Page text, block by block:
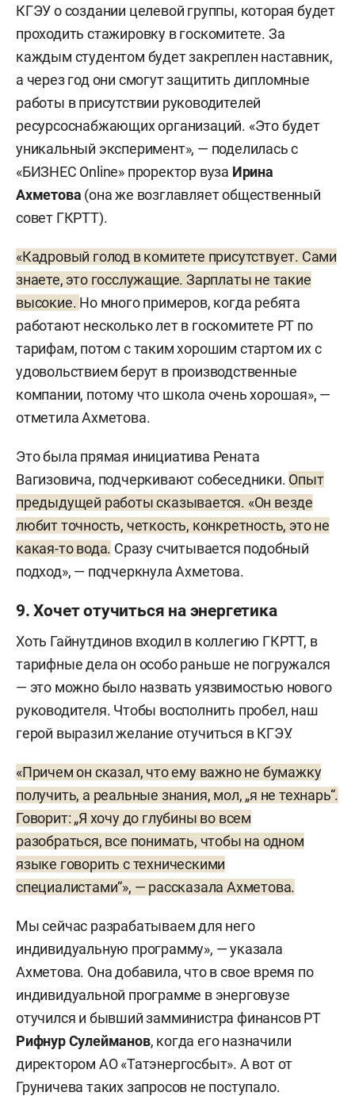
КГЭУ о создании целевой группы, которая будет
проходить стажировку в госкомитете. За
каждым студентом будет закреплен наставник,
а через год они смогут защитить дипломные
работы в присутствии руководителей
ресурсоснабжающих организаций. «Это будет
уникальный эксперимент», — поделилась с
«БИЗНЕС Online» проректор вуза Ирина
Ахметова (она же возглавляет общественный
совет ГКРТТ).
«Кадровый голод в комитете присутствует. Сами
знаете, это госслужащие. Зарплаты не такие
высокие. Но много примеров, когда ребята
работают несколько лет в госкомитете РТ по
тарифам, потом с таким хорошим стартом их с
удовольствием берут в производственные
компании, потому что школа очень хорошая», —
отметила Ахметова.
Это была прямая инициатива Рената
Вагизовича, подчеркивают собеседники. Опыт
предыдущей работы сказывается. «Он везде
любит точность, четкость, конкретность, это не
какая-то вода. Сразу считывается подобный
подход», — подчеркнула Ахметова.
9. Хочет отучиться на энергетика
Хоть Гайнутдинов входил в коллегию ГКРТТ, в
тарифные дела он особо раньше не погружался
— это можно было назвать уязвимостью нового
руководителя. Чтобы восполнить пробел, наш
герой выразил желание отучиться в КГЭУ.
«Причем он сказал, что ему важно не бумажку
получить, а реальные знания, мол, „я не технарь“.
Говорит: „Я хочу до глубины во всем
разобраться, все понимать, чтобы на одном
языке говорить с техническими
специалистами“», — рассказала Ахметова.
Мы сейчас разрабатываем для него
индивидуальную программу», — указала
Ахметова. Она добавила, что в свое время по
индивидуальной программе в энерговузе
отучился и бывший замминистра финансов РТ
Рифнур Сулейманов, когда его назначили
директором АО «Татэнергосбыт». А вот от
Груничева таких запросов не поступало.